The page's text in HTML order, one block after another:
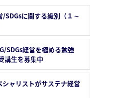
/SDGsに関する級別（１～
SDGs経営を極める勉強
講生を募集中
シャリストがサステナ経営